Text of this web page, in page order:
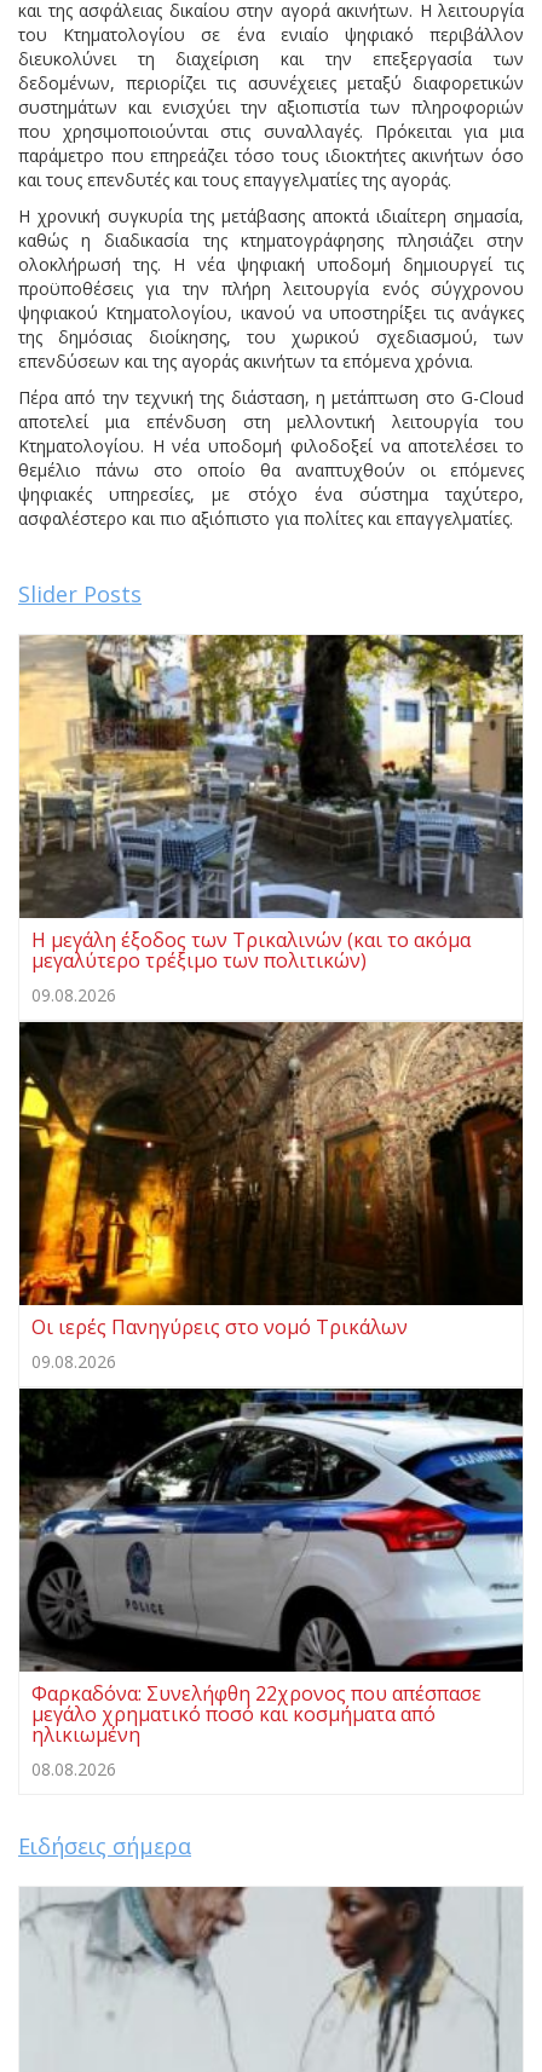
και της ασφάλειας δικαίου στην αγορά ακινήτων. Η λειτουργία
του Κτηματολογίου σε ένα ενιαίο ψηφιακό περιβάλλον
διευκολύνει τη διαχείριση και την επεξεργασία των
δεδομένων, περιορίζει τις ασυνέχειες μεταξύ διαφορετικών
συστημάτων και ενισχύει την αξιοπιστία των πληροφοριών
που χρησιμοποιούνται στις συναλλαγές. Πρόκειται για μια
παράμετρο που επηρεάζει τόσο τους ιδιοκτήτες ακινήτων όσο
και τους επενδυτές και τους επαγγελματίες της αγοράς.
Η χρονική συγκυρία της μετάβασης αποκτά ιδιαίτερη σημασία,
καθώς η διαδικασία της κτηματογράφησης πλησιάζει στην
ολοκλήρωσή της. Η νέα ψηφιακή υποδομή δημιουργεί τις
προϋποθέσεις για την πλήρη λειτουργία ενός σύγχρονου
ψηφιακού Κτηματολογίου, ικανού να υποστηρίξει τις ανάγκες
της δημόσιας διοίκησης, του χωρικού σχεδιασμού, των
επενδύσεων και της αγοράς ακινήτων τα επόμενα χρόνια.
Πέρα από την τεχνική της διάσταση, η μετάπτωση στο G-Cloud
αποτελεί μια επένδυση στη μελλοντική λειτουργία του
Κτηματολογίου. Η νέα υποδομή φιλοδοξεί να αποτελέσει το
θεμέλιο πάνω στο οποίο θα αναπτυχθούν οι επόμενες
ψηφιακές υπηρεσίες, με στόχο ένα σύστημα ταχύτερο,
ασφαλέστερο και πιο αξιόπιστο για πολίτες και επαγγελματίες.
Slider Posts
Η μεγάλη έξοδος των Τρικαλινών (και το ακόμα
μεγαλύτερο τρέξιμο των πολιτικών)
09.08.2026
Οι ιερές Πανηγύρεις στο νομό Τρικάλων
09.08.2026
Φαρκαδόνα: Συνελήφθη 22χρονος που απέσπασε
μεγάλο χρηματικό ποσό και κοσμήματα από
ηλικιωμένη
08.08.2026
Ειδήσεις σήμερα